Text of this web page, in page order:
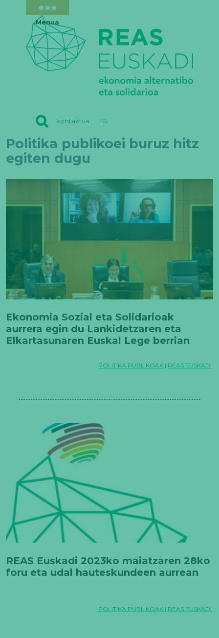
kontaktua ES
Menua
Politika publikoei buruz hitz
egiten dugu
Ekonomia Sozial eta Solidarioak
aurrera egin du Lankidetzaren eta
Elkartasunaren Euskal Lege berrian
POLITIKA PUBLIKOAK | REAS EUSKADI
REAS Euskadi 2023ko maiatzaren 28ko
foru eta udal hauteskundeen aurrean
POLITIKA PUBLIKOAK | REAS EUSKADI